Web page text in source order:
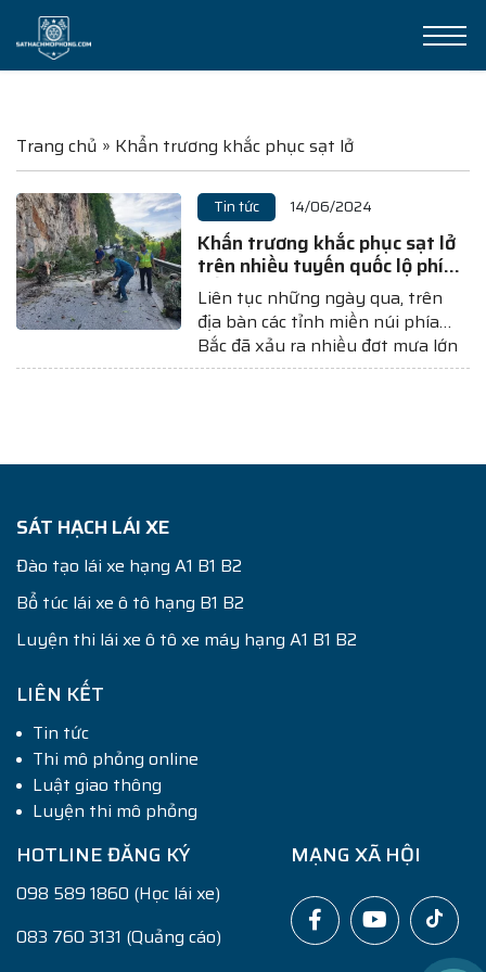
Trang chủ » Khẩn trương khắc phục sạt lở
Tin tức 14/06/2024
Khẩn trương khắc phục sạt lở
trên nhiều tuyến quốc lộ phía
Bắc
Liên tục những ngày qua, trên
địa bàn các tỉnh miền núi phía
Bắc đã xảy ra nhiều đợt mưa lớn
trên diện rộng gây thiệt hại về
đường bộ I.4, mưa...
SÁT HẠCH LÁI XE
Đào tạo lái xe hạng A1 B1 B2
Bổ túc lái xe ô tô hạng B1 B2
Luyện thi lái xe ô tô xe máy hạng A1 B1 B2
LIÊN KẾT
Tin tức
Thi mô phỏng online
Luật giao thông
Luyện thi mô phỏng
HOTLINE ĐĂNG KÝ
098 589 1860 (Học lái xe)
083 760 3131 (Quảng cáo)
MẠNG XÃ HỘI